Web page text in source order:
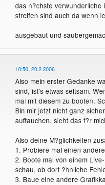
das n?chste
streifen sind auch da wenn
ausgebaut und
10:50, 20.2.2006
Also mein erster Gedanke
sind, ist's etwas seltsam.
mal mit diesem zu booten.
Bin mir jetzt nicht ganz
auftauchen, sieht das f?r
Also deine M?glichkeiten
1. Probiere mal einen
2. Boote mal von einem
schau, ob dort ?hnliche
3. Baue eine andere